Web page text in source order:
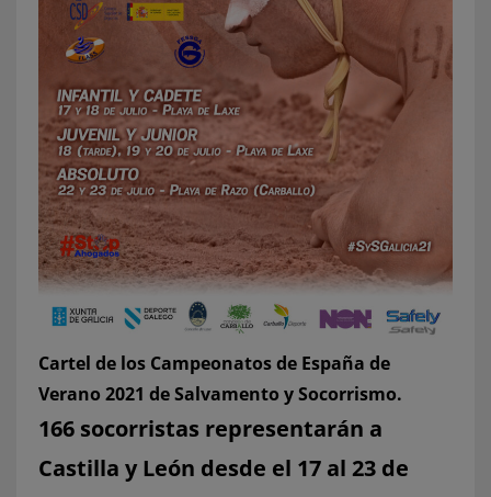
Cartel de los Campeonatos de España de
Verano 2021 de Salvamento y Socorrismo.
166 socorristas representarán a
Castilla y León desde el 17 al 23 de